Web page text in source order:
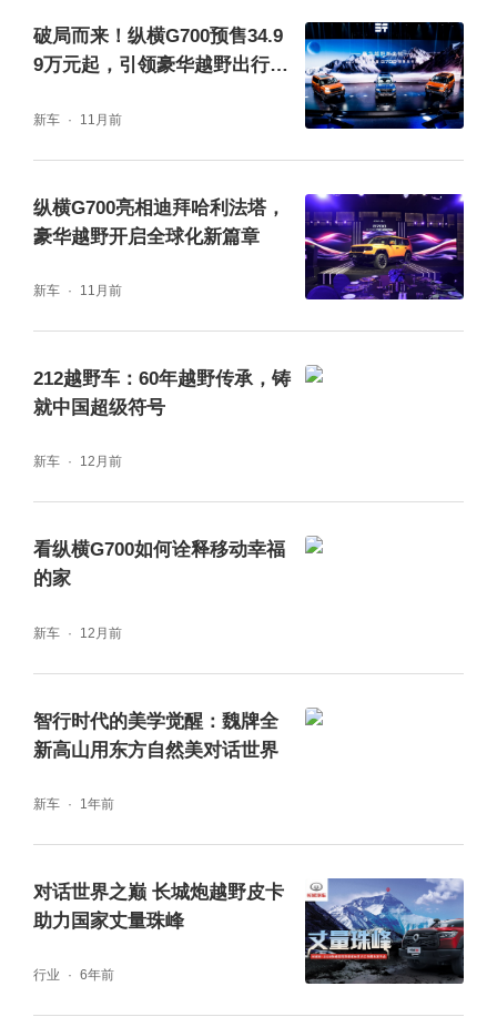
黑森·奥德尔（Hazen Audel）：国际知名探险
家x纵横G700
本次美国摩押复活节越野大会，世界顶级车
手，全球越野赛事冠军Robby Gordon，纵横
品牌挚友，知名探险家Hazen Audel，以及精
人实地试驾了纵横G700在岩石、陡坡等摩押
经典极限路况下的表现，对纵横GAIA全领域智
倡导的自由、突破、探索理念，与全球越野爱
摩押以高难度岩石攀爬、极限山脊穿越著称，
长期被视为机械四驱的“终极考场”，行业内一
度存在“新能源解耦电四驱难以胜任极限攀
破局而来！纵横G700预售34.9
9万元起，引领豪华越野出行新
新车 11月前
纵横G700亮相迪拜哈利法塔，
豪华越野开启全球化新篇章
新车 11月前
212越野车：60年越野传承，铸
就中国超级符号
新车 12月前
看纵横G700如何诠释移动幸福
的家
新车 12月前
智行时代的美学觉醒：魏牌全
新高山用东方自然美对话世界
新车 1年前
对话世界之巅 长城炮越野皮卡
助力国家丈量珠峰
行业 6年前